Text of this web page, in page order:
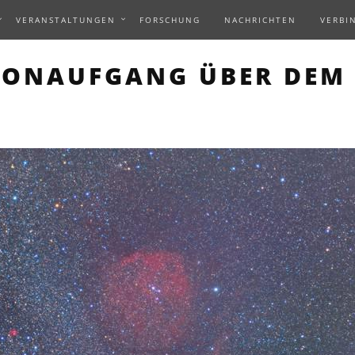
VERANSTALTUNGEN FORSCHUNG NACHRICHTEN
PAGE DESCRIBES AN
ÜBER